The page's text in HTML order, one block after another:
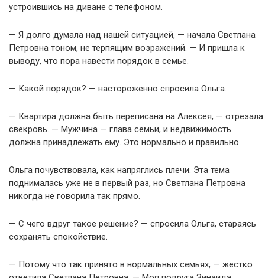
устроившись на диване с телефоном.
— Я долго думала над нашей ситуацией, — начала Светлана
Петровна тоном, не терпящим возражений. — И пришла к
выводу, что пора навести порядок в семье.
— Какой порядок? — настороженно спросила Ольга.
— Квартира должна быть переписана на Алексея, — отрезала
свекровь. — Мужчина — глава семьи, и недвижимость
должна принадлежать ему. Это нормально и правильно.
Ольга почувствовала, как напряглись плечи. Эта тема
поднималась уже не в первый раз, но Светлана Петровна
никогда не говорила так прямо.
— С чего вдруг такое решение? — спросила Ольга, стараясь
сохранять спокойствие.
— Потому что так принято в нормальных семьях, — жестко